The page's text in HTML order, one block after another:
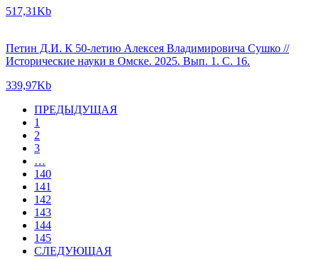
517,31Kb
Петин Д.И. К 50-летию Алексея Владимировича Сушко //
Исторические науки в Омске. 2025. Вып. 1. С. 16.
339,97Kb
ПРЕДЫДУЩАЯ
1
2
3
…
140
141
142
143
144
145
СЛЕДУЮЩАЯ